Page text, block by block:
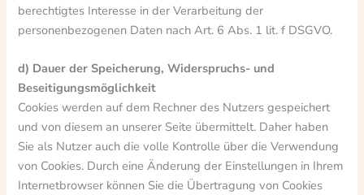
berechtigtes Interesse in der Verarbeitung der
personenbezogenen Daten nach Art. 6 Abs. 1 lit. f DSGVO.
d) Dauer der Speicherung, Widerspruchs- und
Beseitigungsmöglichkeit
Cookies werden auf dem Rechner des Nutzers gespeichert
und von diesem an unserer Seite übermittelt. Daher haben
Sie als Nutzer auch die volle Kontrolle über die Verwendung
von Cookies. Durch eine Änderung der Einstellungen in Ihrem
Internetbrowser können Sie die Übertragung von Cookies